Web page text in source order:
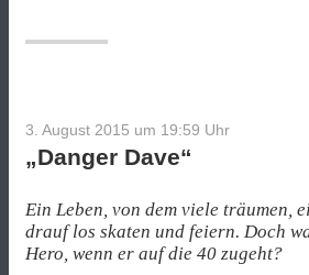
3. August 2015 um 19:59 Uhr
„Danger Dave“
Ein Leben, von dem viele träumen,
drauf los skaten und feiern. Doch
Hero, wenn er auf die 40 zugeht?